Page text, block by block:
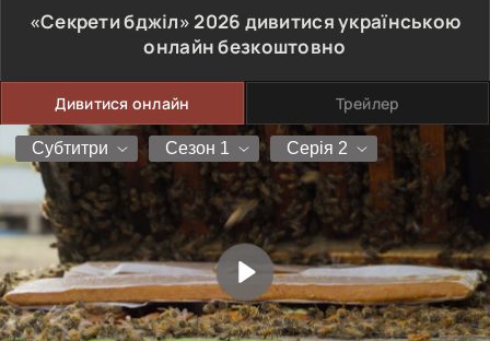
«Секрети бджіл»2026 дивитися українською
онлайн безкоштовно
Дивитися онлайн Трейлер